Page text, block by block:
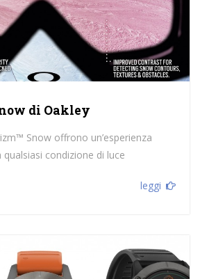
di Oakley
Snow offrono un’esperienza
condizione di luce
leggi